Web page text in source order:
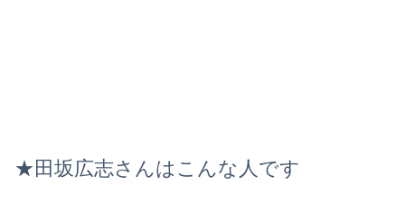
★田坂広志さんはこんな人です